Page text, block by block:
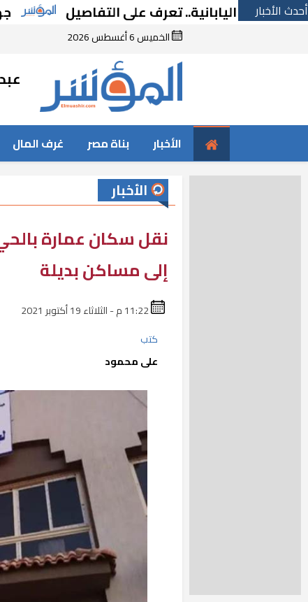
أحدث الأخباراليابانية.. تعرف على التفاصيل جهاز
الخميس 6 أغسطس 2026
الأخبار بناة مصر غرف المال
الأخبار
نقل سكان عمارة
إلى مساكن بديلة
كتب
على محمود